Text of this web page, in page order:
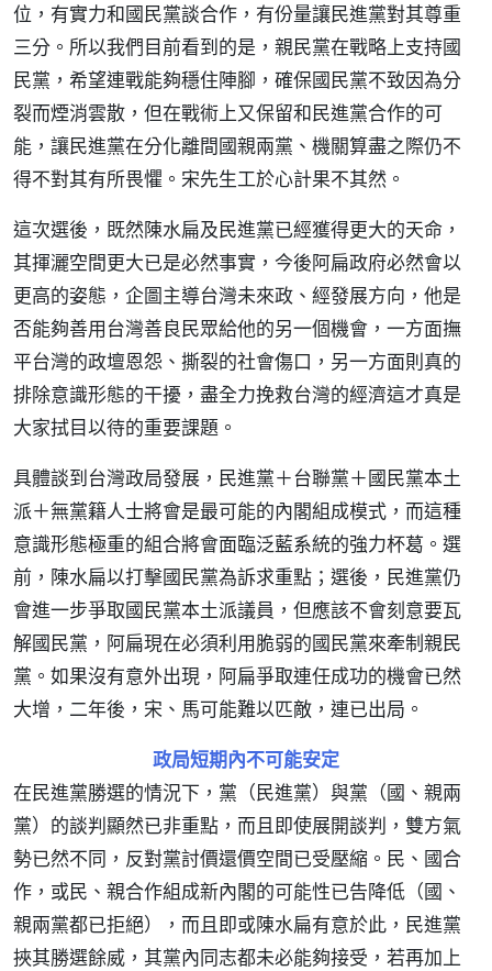
位，有實力和國民黨談合作，有份量讓民進黨對其尊重
三分。所以我們目前看到的是，親民黨在戰略上支持國
民黨，希望連戰能夠穩住陣腳，確保國民黨不致因為分
裂而煙消雲散，但在戰術上又保留和民進黨合作的可
能，讓民進黨在分化離間國親兩黨、機關算盡之際仍不
得不對其有所畏懼。宋先生工於心計果不其然。
這次選後，既然陳水扁及民進黨已經獲得更大的天命，
其揮灑空間更大已是必然事實，今後阿扁政府必然會以
更高的姿態，企圖主導台灣未來政、經發展方向，他是
否能夠善用台灣善良民眾給他的另一個機會，一方面撫
平台灣的政壇恩怨、撕裂的社會傷口，另一方面則真的
排除意識形態的干擾，盡全力挽救台灣的經濟這才真是
大家拭目以待的重要課題。
具體談到台灣政局發展，民進黨＋台聯黨＋國民黨本土
派＋無黨籍人士將會是最可能的內閣組成模式，而這種
意識形態極重的組合將會面臨泛藍系統的強力杯葛。選
前，陳水扁以打擊國民黨為訴求重點；選後，民進黨仍
會進一步爭取國民黨本土派議員，但應該不會刻意要瓦
解國民黨，阿扁現在必須利用脆弱的國民黨來牽制親民
黨。如果沒有意外出現，阿扁爭取連任成功的機會已然
大增，二年後，宋、馬可能難以匹敵，連已出局。
政局短期內不可能安定
在民進黨勝選的情況下，黨（民進黨）與黨（國、親兩
黨）的談判顯然已非重點，而且即使展開談判，雙方氣
勢已然不同，反對黨討價還價空間已受壓縮。民、國合
作，或民、親合作組成新內閣的可能性已告降低（國、
親兩黨都已拒絕），而且即或陳水扁有意於此，民進黨
挾其勝選餘威，其黨內同志都未必能夠接受，若再加上